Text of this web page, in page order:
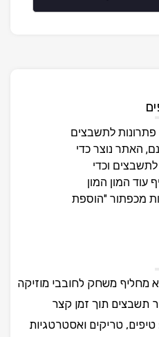
פתרונות לתשבצים
האתר נוצר כדי
וכדי
עוד המון המון
מכפתור "הוספת
מחליף משחק לחובבי מוזיקה
תשבצים תוך זמן קצר
טריקים ואסטרטגיות